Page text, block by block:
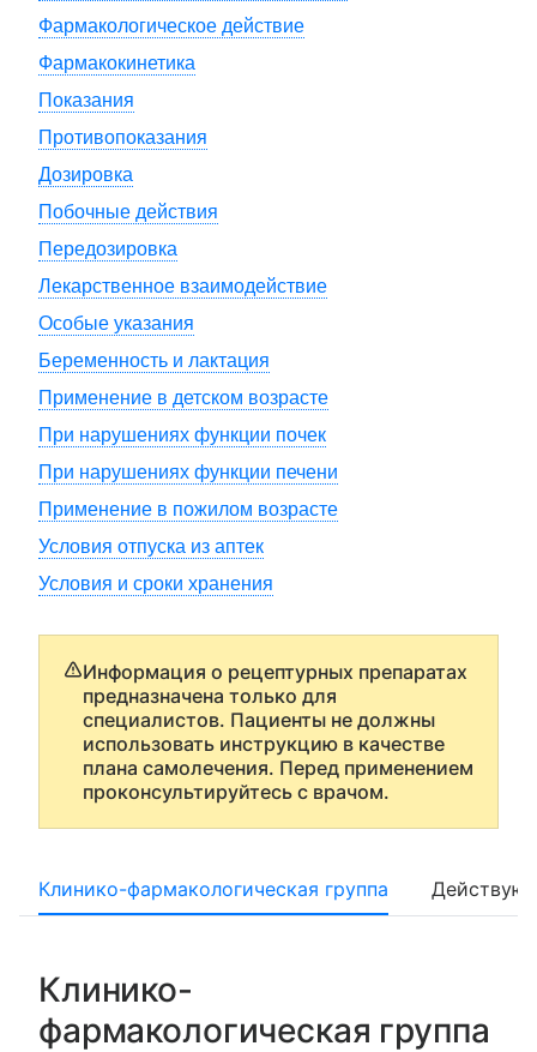
Фармакологическое действие
Фармакокинетика
Показания
Противопоказания
Дозировка
Побочные действия
Передозировка
Лекарственное взаимодействие
Особые указания
Беременность и лактация
Применение в детском возрасте
При нарушениях функции почек
При нарушениях функции печени
Применение в пожилом возрасте
Условия отпуска из аптек
Условия и сроки хранения
Информация о рецептурных препаратах
предназначена только для
специалистов. Пациенты не должны
использовать инструкцию в качестве
плана самолечения. Перед применением
проконсультируйтесь с врачом.
Клинико-фармакологическая группа
Клинико-
фармакологическая группа